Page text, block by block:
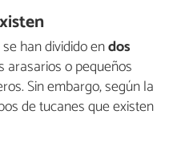
han dividido endos
arasarios o pequeños
Sin embargo, según la
de tucanes que existen